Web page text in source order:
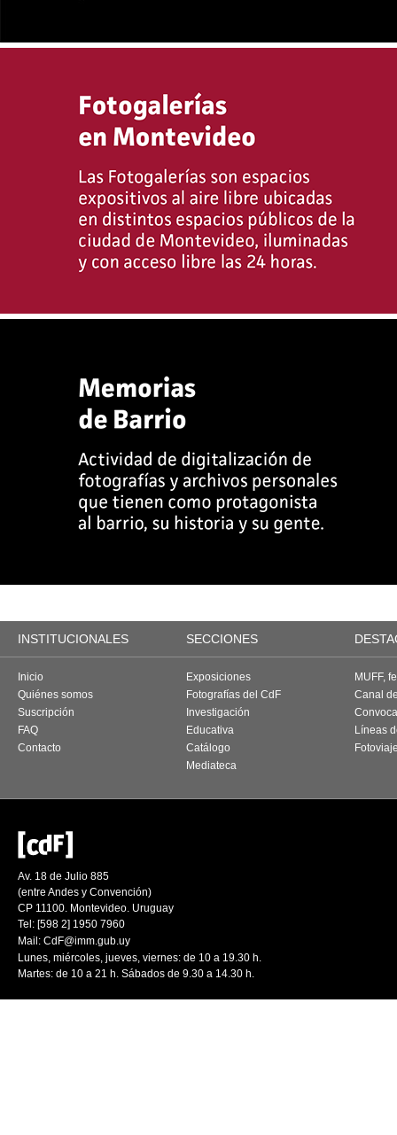
INSTITUCIONALES SECCIONES
Inicio
Quiénes somos
Suscripción
FAQ
Contacto
Exposiciones
Fotografías del CdF
Investigación
Educativa
Catálogo
Mediateca
MUFF,
Canal
Líneas
Av. 18 de Julio 885
(entre Andes y Convención)
CP 11100. Montevideo. Uruguay
Tel: [598 2] 1950 7960
Mail: CdF@imm.gub.uy
Lunes, miércoles, jueves, viernes: de 10 a 19.30 h.
Martes: de 10 a 21 h. Sábados de 9.30 a 14.30 h.